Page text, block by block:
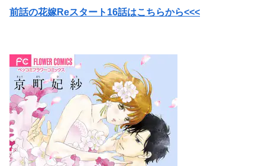
前話の花嫁Reスタート16話はこちらから<<<